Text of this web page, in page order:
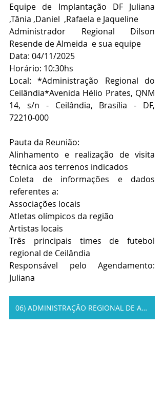
Equipe de Implantação DF Juliana
,Tânia ,Daniel  ,Rafaela e Jaqueline
Administrador Regional Dilson
Resende de Almeida  e sua equipe
Data: 04/11/2025
Horário: 10:30hs
Local: *Administração Regional do
Ceilândia*Avenida Hélio Prates, QNM
14, s/n - Ceilândia, Brasília - DF,
72210-000
Pauta da Reunião:
Alinhamento e realização de visita
técnica aos terrenos indicados
Coleta de informações e dados
referentes a:
Associações locais
Atletas olímpicos da região
Artistas locais
Três principais times de futebol
regional de Ceilândia
Responsável pelo Agendamento:
Juliana
06) ADMINISTRAÇÃO REGIONAL DE ARNIQUEIRA